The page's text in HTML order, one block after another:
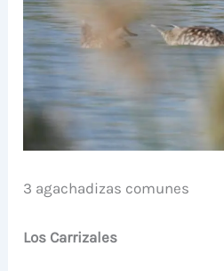
3 agachadizas comunes
Los Carrizales